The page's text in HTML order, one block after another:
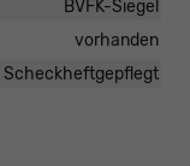
BVFK-Siegel
vorhanden
Scheckheftgepflegt